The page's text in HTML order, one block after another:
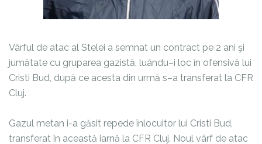
Vârful de atac al Stelei a semnat un contract pe 2 ani şi
jumătate cu gruparea gazistă, luându–i loc în ofensivă lui
Cristi Bud, după ce acesta din urmă s–a transferat la CFR
Cluj.
Gazul metan i-a găsit repede înlocuitor lui Cristi Bud,
transferat în această iarnă la CFR Cluj. Noul vârf de atac